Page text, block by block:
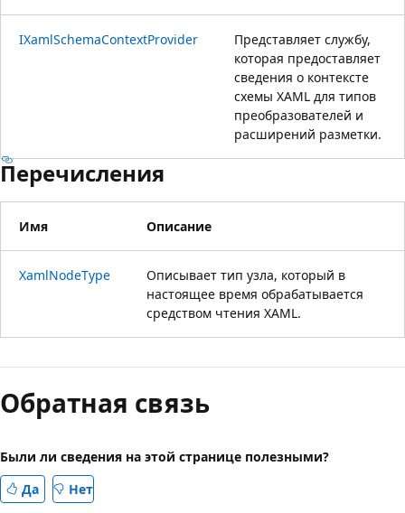
IXamlSchemaContextProvider
Представляет службу,
которая предоставляет
сведения о контексте
схемы XAML для типов
преобразователей и
расширений разметки.
Перечисления
Имя Описание
XamlNodeType
Описывает тип узла, который в
настоящее время обрабатывается
средством чтения XAML.
Обратная связь
Были ли сведения на этой странице полезными?
Да
Нет